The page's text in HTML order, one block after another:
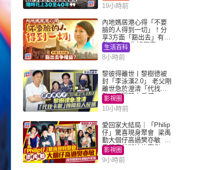
19小時前
內地媽居港心得「不要
臉的人得到一切」！分
享3方面「豁出去」有著
數 網民：你好厲害
生活百科
8小時前
黎彼得離世丨黎樹德被
封「李泳漢2.0」 老父剛
離世急於澄清「代找卡
數」傳聞惹人反感
影視圈
10小時前
愛回家大結局｜「Philip
仔」驚喜現身聚會 梁禹
勤大個仔高過樊亦敏 超
乖黐實林淑敏許家傑
影視圈
9小時前